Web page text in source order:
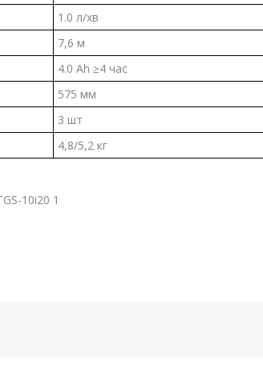
1.0 л/хв
7,6 м
4.0 Ah ≥4 час
575 мм
3 шт
4,8/5,2 кг
10i20 1